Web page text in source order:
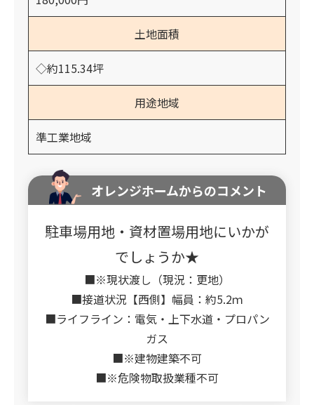
土地面積
◇約115.34坪
用途地域
準工業地域
オレンジホームからのコメント
駐車場用地・資材置場用地にいかが
でしょうか★
■※現状渡し（現況：更地）
■接道状況【西側】幅員：約5.2ｍ
■ライフライン：電気・上下水道・プロパン
ガス
■※建物建築不可
■※危険物取扱業種不可